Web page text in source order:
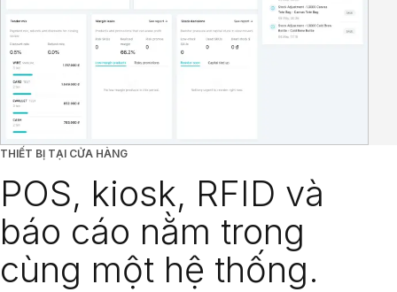
THIẾT BỊ TẠI CỬA HÀNG
POS, kiosk, RFID và
báo cáo nằm trong
cùng một hệ thống.